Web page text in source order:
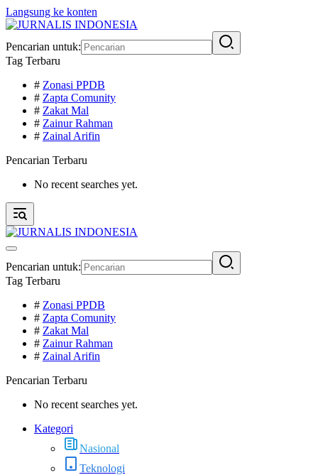
Langsung ke konten
Pencarian untuk:
Tag Terbaru
# Zonasi PPDB
# Zapta Comunity
# Zakat Mal
# Zainur Rahman
# Zainal Arifin
Pencarian Terbaru
No recent searches yet.
Pencarian untuk:
Tag Terbaru
# Zonasi PPDB
# Zapta Comunity
# Zakat Mal
# Zainur Rahman
# Zainal Arifin
Pencarian Terbaru
No recent searches yet.
Kategori
Nasional
Teknologi